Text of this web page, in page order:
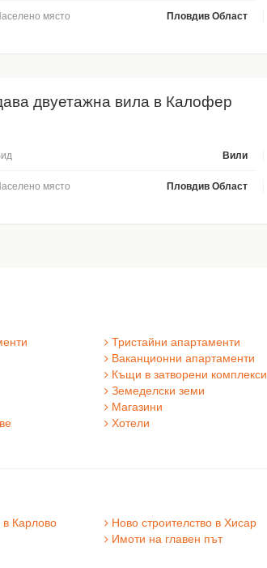
място Пловдив Област
двуетажна вила в Калофер
Вили
място Пловдив Област
Тристайни апартаменти
Ваканционни апартаменти
Къщи в затворени комплекси
Земеделски земи
Магазини
Хотели
Карлово Ново строителство в Хисар
Имоти на главен път